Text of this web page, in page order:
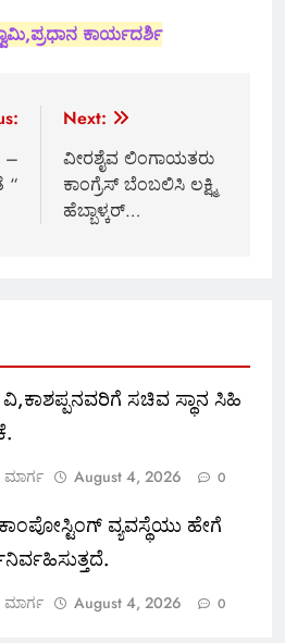
ಕಾರ್ಯದರ್ಶಿ
–
“
Next:
ವೀರಶೈವ ಲಿಂಗಾಯತರು
ಕಾಂಗ್ರೆಸ್ ಬೆಂಬಲಿಸಿ ಲಕ್ಷ್ಮಿ
ಹೆಬ್ಬಾಳ್ಕರ್…
ಸಚಿವ ಸ್ಥಾನ ಸಿಹಿ
ಮಾರ್ಗ August 4, 2026 0
ವ್ಯವಸ್ಥೆಯು ಹೇಗೆ
ಮಾರ್ಗ August 4, 2026 0